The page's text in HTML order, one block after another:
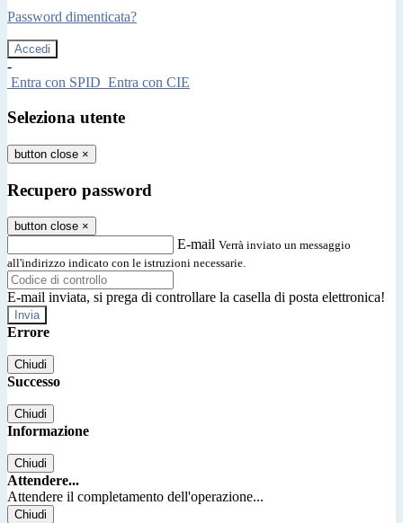
Password dimenticata?
-
Entra con SPID Entra con CIE
Seleziona utente
button close ×
Recupero password
button close ×
E-mail Verrà inviato un messaggio
all'indirizzo indicato con le istruzioni necessarie.
E-mail inviata, si prega di controllare la casella di posta elettronica!
Errore
Chiudi
Successo
Chiudi
Informazione
Chiudi
Attendere...
Attendere il completamento dell'operazione...
Chiudi